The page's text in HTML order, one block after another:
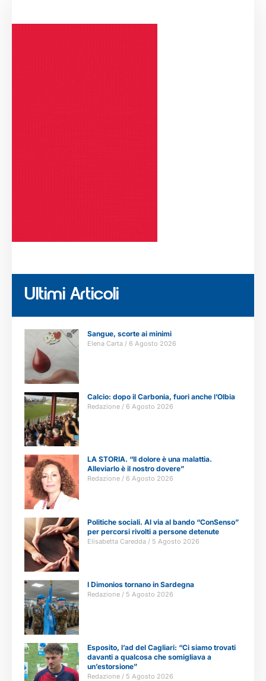
Ultimi Articoli
Sangue, scorte ai minimi
Elena Carta 6 Agosto 2026
Calcio: dopo il Carbonia, fuori anche l’Olbia
Redazione 6 Agosto 2026
LA STORIA. “Il dolore è una malattia.
Alleviarlo è il nostro dovere”
Redazione 6 Agosto 2026
Politiche sociali. Al via al bando “ConSenso”
per percorsi rivolti a persone detenute
Elisabetta Caredda 5 Agosto 2026
I Dimonios tornano in Sardegna
Redazione 5 Agosto 2026
Esposito, l’ad del Cagliari: “Ci siamo trovati
davanti a qualcosa che somigliava a
un’estorsione”
Redazione 5 Agosto 2026